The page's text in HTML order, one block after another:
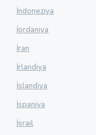
İndoneziya
İordaniya
İran
İrlandiya
İslandiya
İspaniya
İsrail